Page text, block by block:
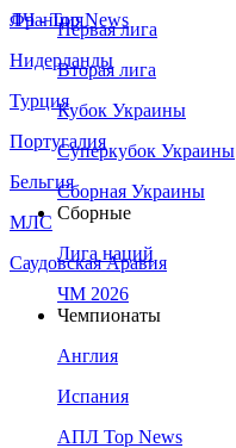
Франция
Нидерланды
Турция
Португалия
Бельгия
МЛС
Саудовская Аравия
ЛЧ - Top News
Первая лига
Вторая лига
Кубок Украины
Суперкубок Украины
Сборная Украины
Сборные
Лига наций
ЧМ 2026
Чемпионаты
Англия
Испания
АПЛ Top News